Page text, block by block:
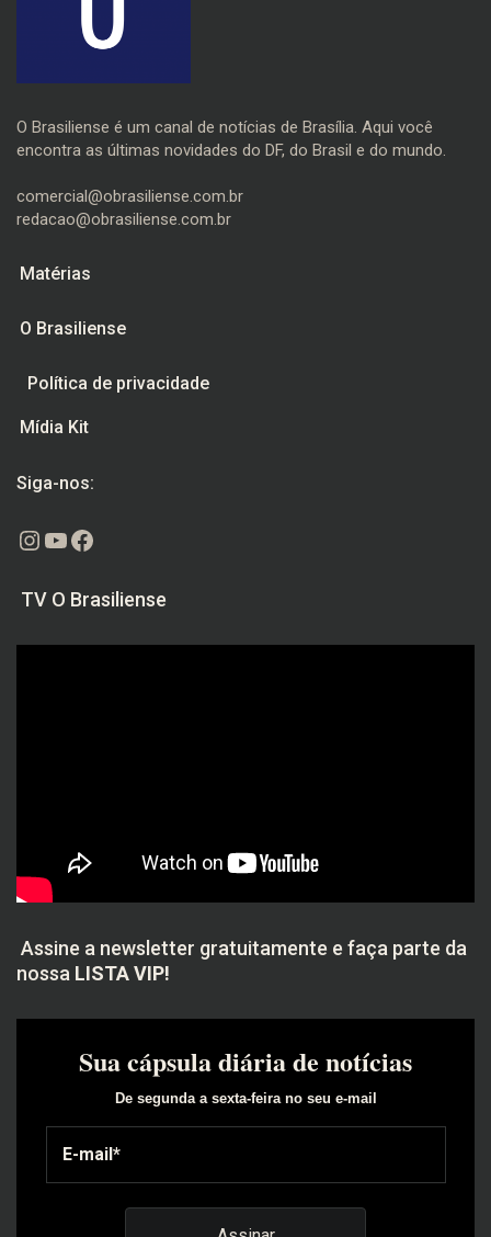
O Brasiliense é um canal de notícias de Brasília. Aqui você
encontra as últimas novidades do DF, do Brasil e do mundo.
comercial@obrasiliense.com.br
redacao@obrasiliense.com.br
Matérias
O Brasiliense
Política de privacidade
Mídia Kit
Siga-nos:
Instagram
Youtube
Facebook
TV O Brasiliense
Assine a newsletter gratuitamente e faça parte da
nossa LISTA VIP!
Sua cápsula diária de notícias
De segunda a sexta-feira no seu e-mail